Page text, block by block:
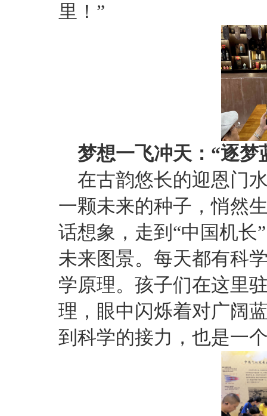
里！”
梦想一飞冲天：“逐
在古韵悠长的迎恩门
一颗未来的种子，悄然
话想象，走到“中国机长
未来图景。每天都有科
学原理。孩子们在这里
理，眼中闪烁着对广阔
到科学的接力，也是一